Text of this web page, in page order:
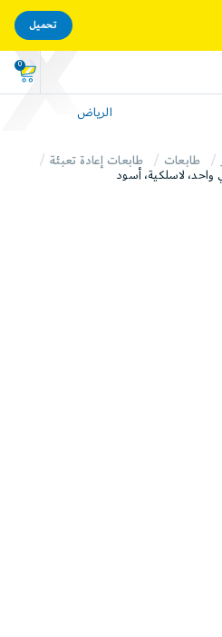
0
الرياض
طابعات
طابعات إعادة تعبئة
تحميل